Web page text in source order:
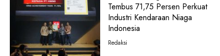
Tembus 71,75 Persen Perkuat
Industri Kendaraan Niaga
Indonesia
Redaksi